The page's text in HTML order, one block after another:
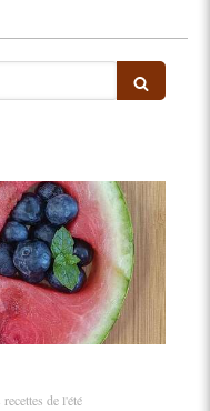
recettes de l'été